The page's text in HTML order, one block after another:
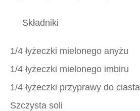
Składniki
1/4 łyżeczki mielonego anyżu
1/4 łyżeczki mielonego imbiru
1/4 łyżeczki przyprawy do
Szczysta soli